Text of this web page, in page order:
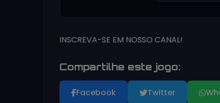
INSCREVA-SE EM NOSSO CANAL!
Compartilhe este jogo:
Facebook Twitter